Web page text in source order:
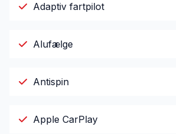
Adaptiv fartpilot
Alufælge
Antispin
Apple CarPlay